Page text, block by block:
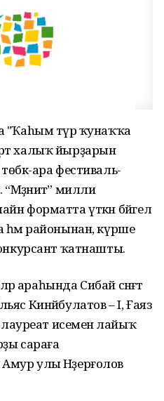
"Ҡаhым түрә ҡунаҡҡа
халыҡ йырҙарын
ара фестиваль-
милли
форматта үткән бәйгелә
районынан, күрше
ҡатнашты.
араһында Сибай сәнғәт
Ильяс Кинйәбулатов – I, Ғаяз
исеменә лайыҡ
сараға
улы Нәҙерғолов